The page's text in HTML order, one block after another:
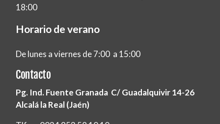
18:00
Horario de verano
De lunes a viernes de 7:00 a 15:00
Contacto
Pg. Ind. Fuente Granada C/ Guadalquivir 14-26
Alcalá la Real (Jaén)